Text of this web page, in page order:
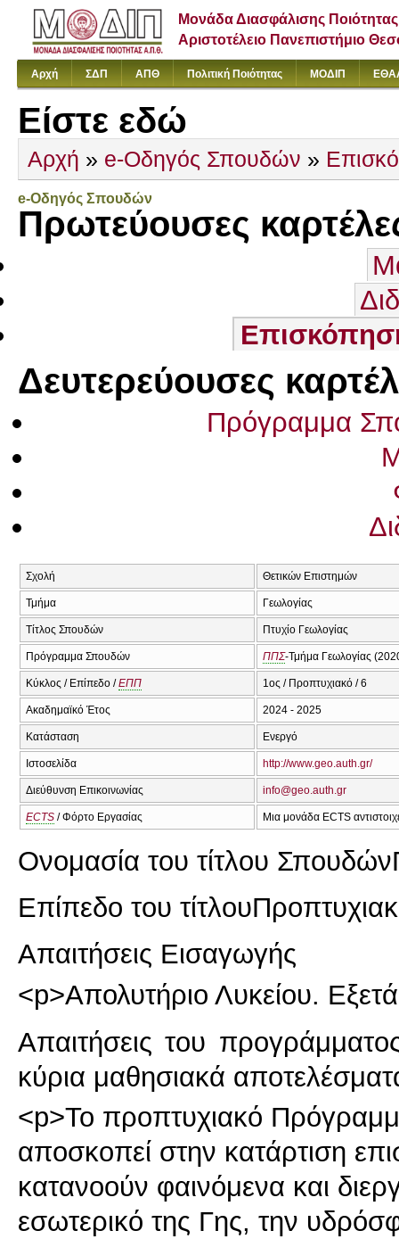
Μονάδα Διασφάλισης Ποιότητας
Αριστοτέλειο Πανεπιστήμιο
Αρχή ΣΔΠ ΑΠΘ Πολιτική Ποιότητας ΜΟΔΙΠ
Είστε εδώ
Αρχή » e-Οδηγός Σπουδών »
e-Οδηγός Σπουδών
Πρωτεύουσες
Δευτερεύουσες
Πρόγραμμα
Σχολή Θετικών Επιστημών
Τμήμα Γεωλογίας
Τίτλος Σπουδών Πτυχίο Γεωλογίας
Πρόγραμμα Σπουδών ΠΠΣ-Τμήμα Γεωλογίας
Κύκλος / Επίπεδο /ΕΠΠ 1ος / Προπτυχιακό / 6
Ακαδημαϊκό Έτος 2024 - 2025
Κατάσταση Ενεργό
Ιστοσελίδα http://www.geo.auth.gr/
Διεύθυνση Επικοινωνίας info@geo.auth.gr
ECTS / Φόρτο Εργασίας Μια μονάδα ECTS
Ονομασία του τίτλου Σπουδών
Επίπεδο του τίτλου
Απαιτήσεις Εισαγωγής
<p>Απολυτήριο Λυκείου.
Απαιτήσεις του
κύρια μαθησιακά
<p>Το προπτυχιακό
αποσκοπεί στην κατάρτιση
κατανοούν φαινόμενα και
εσωτερικό της Γης, την